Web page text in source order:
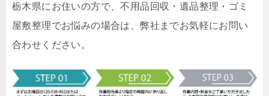
栃木県にお住いの方で、不用品回収・遺品整理・ゴミ
屋敷整理でお悩みの場合は、弊社までお気軽にお問い
合わせください。